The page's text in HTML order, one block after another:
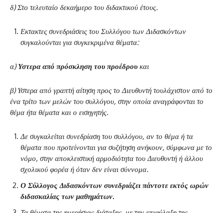
δ) Στο τελευταίο δεκαήμερο του διδακτικού έτους.
Εκτακτες συνεδριάσεις του Συλλόγου των Διδασκόντων
συγκαλούνται για συγκεκριμένα θέματα:
α)Υστερα από πρόσκληση του προέδρου και
β) Υστερα από γραπτή αίτηση προς το Διευθυντή τουλάχιστον από το
ένα τρίτο των μελών του συλλόγου, στην οποία αναγράφονται το
θέμα ήτα θέματα και ο εισηγητής.
Δε συγκαλείται συνεδρίαση του συλλόγου, αν το θέμα ή τα
θέματα που προτείνονται για συζήτηση ανήκουν, σύμφωνα με το
νόμο, στην αποκλειστική αρμοδιότητα του Διευθυντή ή άλλου
σχολικού φορέα ή όταν δεν είναι σύννομα.
Ο Σύλλογος Διδασκόντων συνεδριάζει πάντοτε εκτός ωρών
διδασκαλίας των μαθημάτων.